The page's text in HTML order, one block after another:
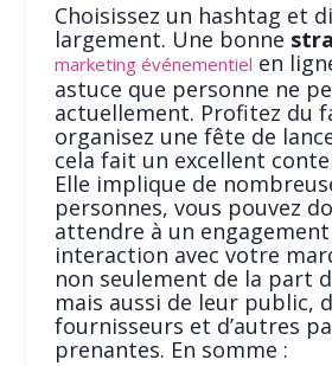
Choisissez un hashtag et
largement. Une bonne
marketing événementiel en
astuce que personne ne
actuellement. Profitez du
organisez une fête de
cela fait un excellent
Elle implique de
personnes, vous pouvez
attendre à un
interaction avec votre
non seulement de la part
mais aussi de leur public,
fournisseurs et d’autres
prenantes. En somme :